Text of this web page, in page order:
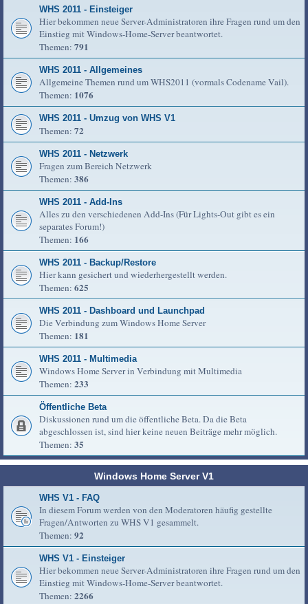
WHS 2011 - Einsteiger
Hier bekommen neue Server-Administratoren ihre Fragen rund um den
Einstieg mit Windows-Home-Server beantwortet.
Themen: 791
WHS 2011 - Allgemeines
Allgemeine Themen rund um WHS2011 (vormals Codename Vail).
Themen: 1076
WHS 2011 - Umzug von WHS V1
Themen: 72
WHS 2011 - Netzwerk
Fragen zum Bereich Netzwerk
Themen: 386
WHS 2011 - Add-Ins
Alles zu den verschiedenen Add-Ins (Für Lights-Out gibt es ein
separates Forum!)
Themen: 166
WHS 2011 - Backup/Restore
Hier kann gesichert und wiederhergestellt werden.
Themen: 625
WHS 2011 - Dashboard und Launchpad
Die Verbindung zum Windows Home Server
Themen: 181
WHS 2011 - Multimedia
Windows Home Server in Verbindung mit Multimedia
Themen: 233
Öffentliche Beta
Diskussionen rund um die öffentliche Beta. Da die Beta
abgeschlossen ist, sind hier keine neuen Beiträge mehr möglich.
Themen: 35
Windows Home Server V1
WHS V1 - FAQ
In diesem Forum werden von den Moderatoren häufig gestellte
Fragen/Antworten zu WHS V1 gesammelt.
Themen: 92
WHS V1 - Einsteiger
Hier bekommen neue Server-Administratoren ihre Fragen rund um den
Einstieg mit Windows-Home-Server beantwortet.
Themen: 2266